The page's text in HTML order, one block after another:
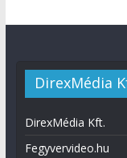
DirexMédia
DirexMédia Kft.
Fegyvervideo.hu